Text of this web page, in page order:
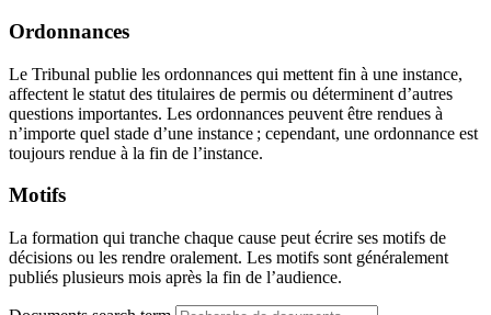
Ordonnances
Le Tribunal publie les ordonnances qui mettent fin à une instance,
affectent le statut des titulaires de permis ou déterminent d’autres
questions importantes. Les ordonnances peuvent être rendues à
n’importe quel stade d’une instance ; cependant, une ordonnance est
toujours rendue à la fin de l’instance.
Motifs
La formation qui tranche chaque cause peut écrire ses motifs de
décisions ou les rendre oralement. Les motifs sont généralement
publiés plusieurs mois après la fin de l’audience.